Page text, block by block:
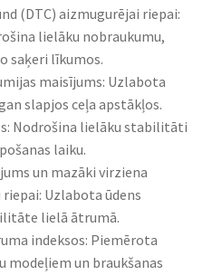
(DTC) aizmugurējai riepai:
lielāku nobraukumu,
saķeri līkumos.
maisījums: Uzlabota
slapjos ceļa apstākļos.
Nodrošina lielāku stabilitāti
laiku.
un mazāki virziena
Uzlabota ūdens
lielā ātrumā.
indeksos: Piemērota
modeļiem un braukšanas